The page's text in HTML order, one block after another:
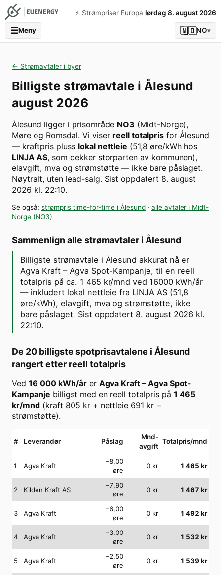
⚡️ Strømpriser Europa lørdag 8. august 2026
☰Meny 🇳🇴NO▾
← Strømavtaler i byer
Billigste strømavtale i Ålesund
august 2026
Ålesund ligger i prisområde NO3 (Midt-Norge),
Møre og Romsdal. Vi viser reell totalpris for Ålesund
— kraftpris pluss lokal nettleie (51,8 øre/kWh hos
LINJA AS, som dekker storparten av kommunen),
elavgift, mva og strømstøtte — ikke bare påslaget.
Nøytralt, uten lead-salg. Sist oppdatert 8. august
2026 kl. 22:10.
Se også: strømpris time-for-time i Ålesund · alle avtaler i Midt-
Norge (NO3)
Sammenlign alle strømavtaler i Ålesund
Billigste strømavtale i Ålesund akkurat nå er
Agva Kraft – Agva Spot-Kampanje, til en reell
totalpris på ca. 1 465 kr/mnd ved 16000 kWh/år
— inkludert lokal nettleie fra LINJA AS (51,8
øre/kWh), elavgift, mva og strømstøtte, ikke
bare påslaget. Sist oppdatert 8. august 2026 kl.
22:10.
De 20 billigste spotprisavtalene i Ålesund
rangert etter reell totalpris
Ved 16 000 kWh/år er Agva Kraft – Agva Spot-
Kampanje billigst med en reell totalpris på 1 465
kr/mnd (kraft 805 kr + nettleie 691 kr −
strømstøtte).
# Leverandør Påslag
Mnd-
avgift
Totalpris/mnd
1 Agva Kraft
−8,00
øre
0 kr 1 465 kr
2 Kilden Kraft AS
−7,90
øre
0 kr 1 467 kr
3 Agva Kraft
−6,00
øre
0 kr 1 492 kr
4 Agva Kraft
−3,00
øre
0 kr 1 532 kr
5 Agva Kraft
−2,50
øre
0 kr 1 539 kr